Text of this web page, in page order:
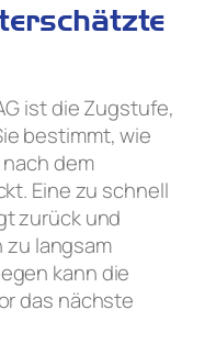
ist die Zugstufe,
bestimmt, wie
dem
Eine zu schnell
zurück und
zu langsam
kann die
das nächste